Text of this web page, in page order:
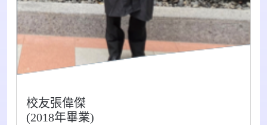
校友張偉傑
(2018年畢業)